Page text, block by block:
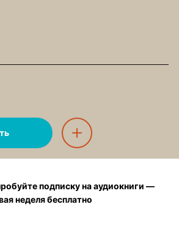
подписку на аудиокниги —
неделя бесплатно